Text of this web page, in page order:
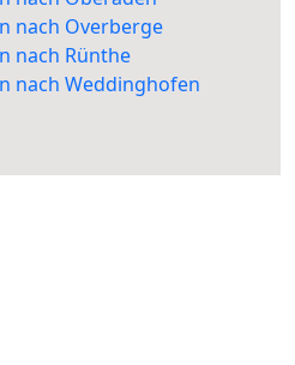
nach Overberge
nach Rünthe
nach Weddinghofen